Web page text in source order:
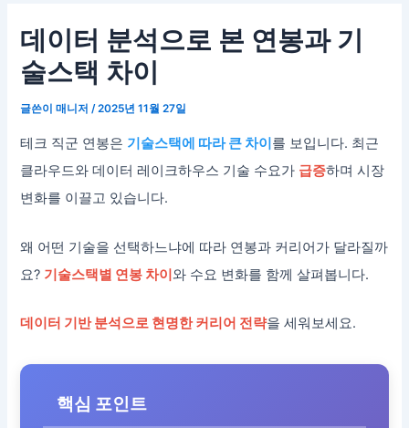
데이터 분석으로 본 연봉과 기
술스택 차이
글쓴이매니저/2025년 11월 27일
테크 직군 연봉은 기술스택에 따라 큰 차이 를 보입니다. 최근
클라우드와 데이터 레이크하우스 기술 수요가 급증하며 시장
변화를 이끌고 있습니다.
왜 어떤 기술을 선택하느냐에 따라 연봉과 커리어가 달라질까
요? 기술스택별 연봉 차이와 수요 변화를 함께 살펴봅니다.
데이터 기반 분석으로 현명한 커리어 전략을 세워보세요.
핵심 포인트